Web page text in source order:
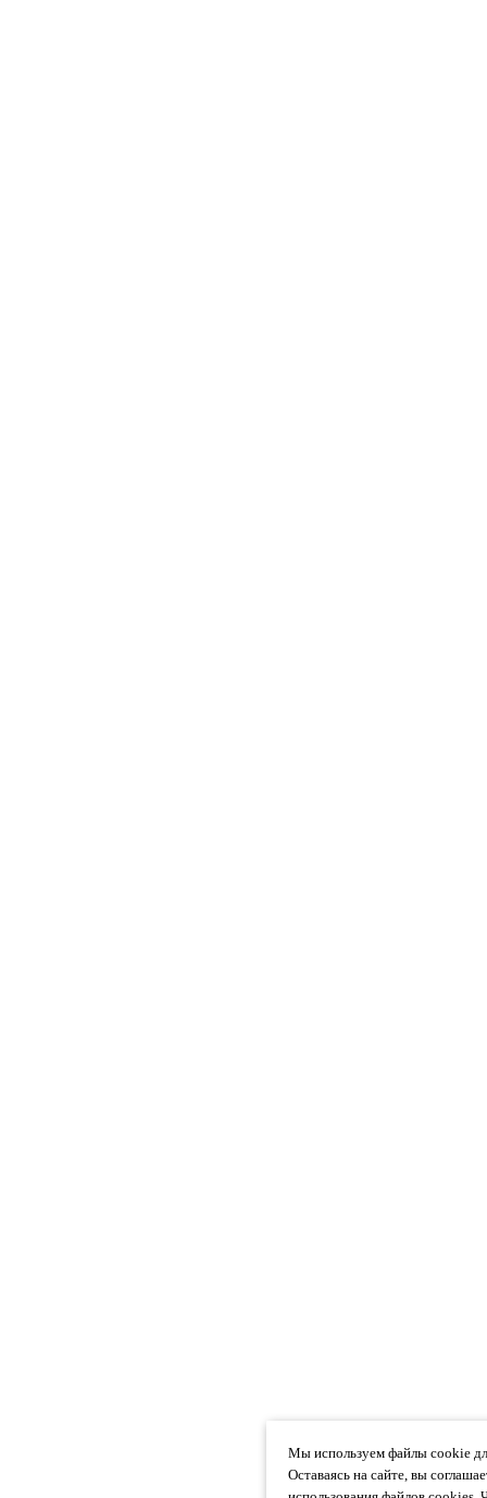
Мы используем файлы cookie
Оставаясь на сайте, вы